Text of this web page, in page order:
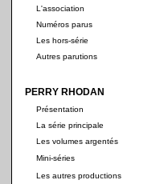
L'association
Numéros parus
Les hors-série
Autres parutions
PERRY RHODAN
Présentation
La série principale
Les volumes argentés
Mini-séries
Les autres productions